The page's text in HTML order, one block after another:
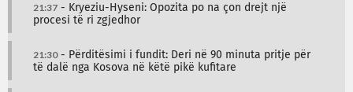
21:37 - Kryeziu-Hyseni: Opozita po na çon drejt një
procesi të ri zgjedhor
21:30- Përditësimi i fundit: Deri në 90 minuta pritje për
të dalë nga Kosova në këtë pikë kufitare